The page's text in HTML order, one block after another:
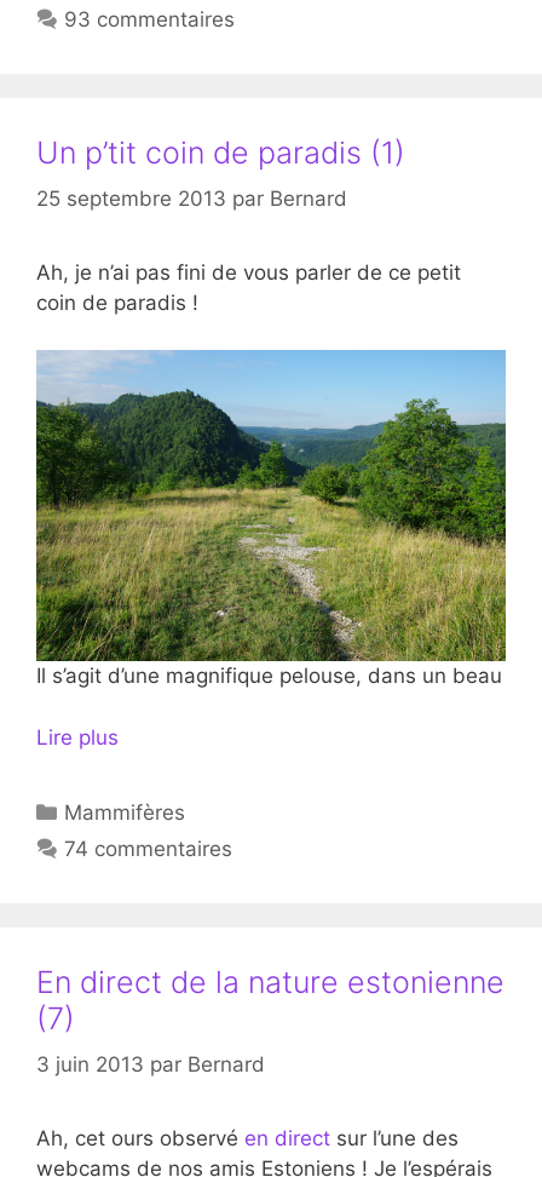
93 commentaires
Un p’tit coin de paradis (1)
25 septembre 2013 par Bernard
Ah, je n’ai pas fini de vous parler de ce petit
coin de paradis !
Il s’agit d’une magnifique pelouse, dans un beau
Lire plus
Catégories
Mammifères
74 commentaires
En direct de la nature estonienne
(7)
3 juin 2013 par Bernard
Ah, cet ours observé en direct sur l’une des
webcams de nos amis Estoniens ! Je l’espérais